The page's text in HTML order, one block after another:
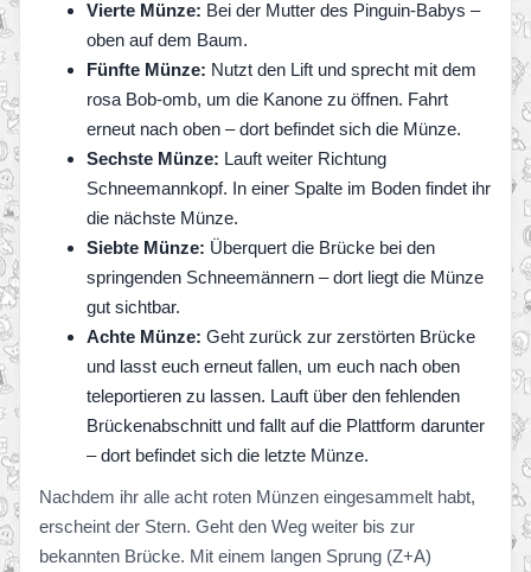
Vierte Münze: Bei der Mutter des Pinguin-Babys –
oben auf dem Baum.
Fünfte Münze: Nutzt den Lift und sprecht mit dem
rosa Bob-omb, um die Kanone zu öffnen. Fahrt
erneut nach oben – dort befindet sich die Münze.
Sechste Münze: Lauft weiter Richtung
Schneemannkopf. In einer Spalte im Boden findet ihr
die nächste Münze.
Siebte Münze: Überquert die Brücke bei den
springenden Schneemännern – dort liegt die Münze
gut sichtbar.
Achte Münze: Geht zurück zur zerstörten Brücke
und lasst euch erneut fallen, um euch nach oben
teleportieren zu lassen. Lauft über den fehlenden
Brückenabschnitt und fallt auf die Plattform darunter
– dort befindet sich die letzte Münze.
Nachdem ihr alle acht roten Münzen eingesammelt habt,
erscheint der Stern. Geht den Weg weiter bis zur
bekannten Brücke. Mit einem langen Sprung (Z+A)